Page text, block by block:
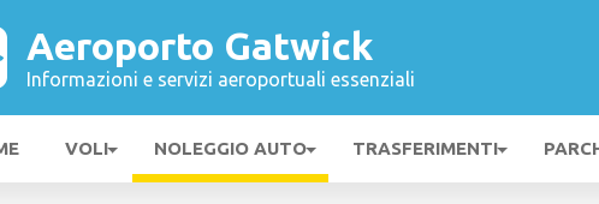
Aeroporto Gatwick
Informazioni e servizi aeroportuali essenziali
VOLI NOLEGGIO AUTO TRASFERIMENTI